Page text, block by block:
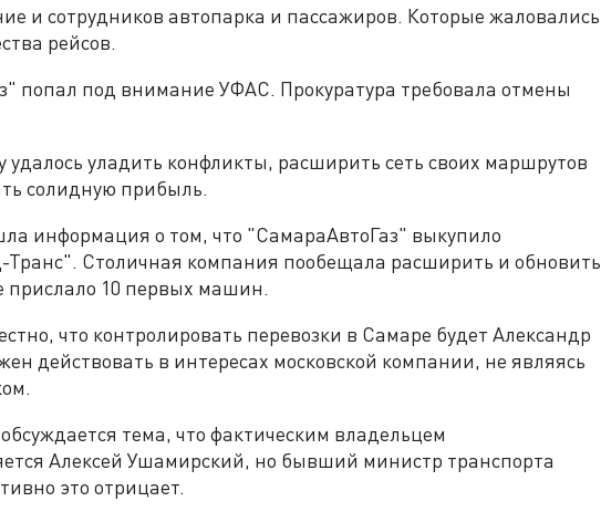
и сотрудников автопарка и пассажиров. Которые жаловались
рейсов.
попал под внимание УФАС. Прокуратура требовала отмены
удалось уладить конфликты, расширить сеть своих маршрутов
солидную прибыль.
информация о том, что "СамараАвтоГаз" выкупило
Транс". Столичная компания пообещала расширить и обновить
прислало 10 первых машин.
что контролировать перевозки в Самаре будет Александр
действовать в интересах московской компании, не являясь
тема, что фактическим владельцем
Алексей Ушамирский, но бывший министр транспорта
это отрицает.